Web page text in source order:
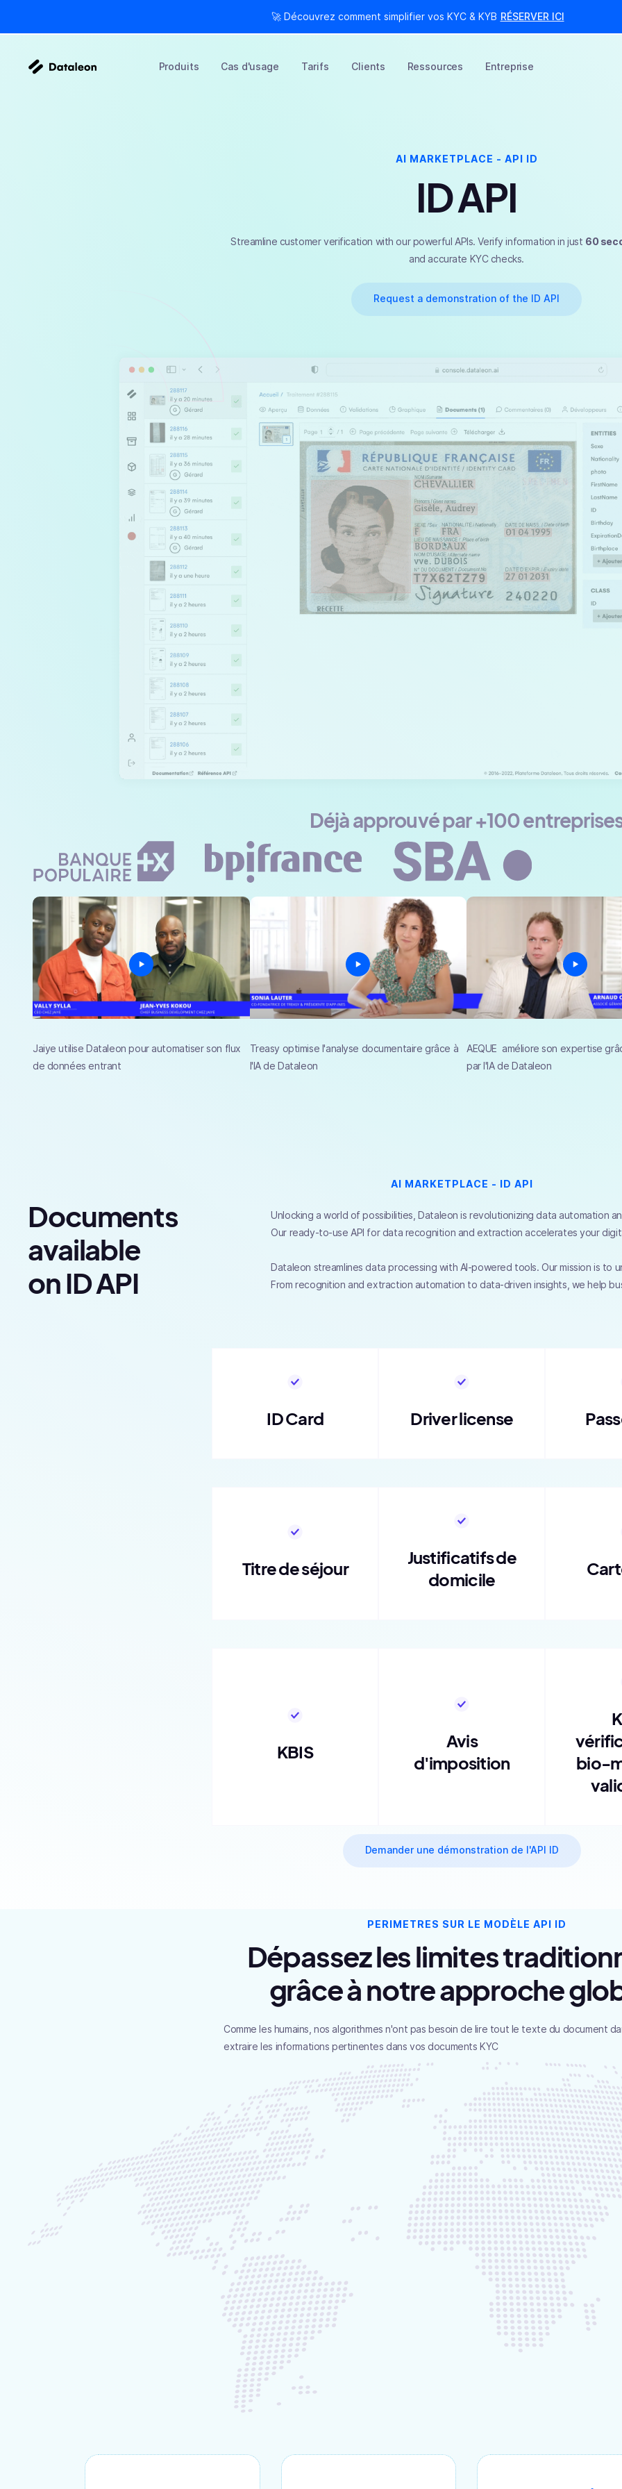
🚀 Découvrez comment simplifier vos KYC & KYB RÉSERVER ICI
Produits Cas d'usage Tarifs Clients Ressources Entreprise
AI MARKETPLACE - API ID
ID API
Streamline customer verification with our powerful APIs. Verify information in just 60
and accurate KYC checks.
Request a demonstration of the ID API
Déjà approuvé par +100
Jaiye utilise Dataleon pour automatiser son flux
de données entrant
Treasy optimise l'analyse documentaire grâce à
l'IA de Dataleon
AEQUE améliore son expertise
par l'IA de Dataleon
AI MARKETPLACE - ID API
Documents
available
on ID API
Unlocking a world of possibilities, Dataleon is revolutionizing data automation
Our ready-to-use API for data recognition and extraction accelerates your
Dataleon streamlines data processing with AI-powered tools. Our mission is
From recognition and extraction automation to data-driven insights, we help
ID Card Driver license
Titre de séjour
Justificatifs de
domicile
KBIS
Avis
d'imposition
bio-
Demander une démonstration de l'API ID
PERIMETRES SUR LE MODÈLE API ID
Dépassez les limites
grâce à notre approche
Comme les humains, nos algorithmes n'ont pas besoin de lire tout le texte du document
extraire les informations pertinentes dans vos documents KYC